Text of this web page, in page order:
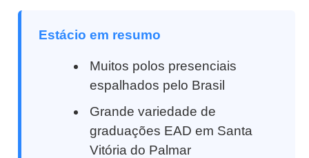
Estácio em resumo
Muitos polos presenciais
espalhados pelo Brasil
Grande variedade de
graduações EAD em Santa
Vitória do Palmar